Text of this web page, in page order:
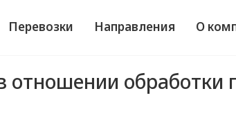
Перевозки Направления О
отношении обработки